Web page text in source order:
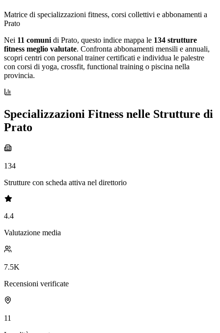
Matrice di specializzazioni fitness, corsi collettivi e abbonamenti a
Prato
Nei 11 comuni di Prato, questo indice mappa le 134 strutture
fitness meglio valutate. Confronta abbonamenti mensili e annuali,
scopri centri con personal trainer certificati e individua le palestre
con corsi di yoga, crossfit, functional training o piscina nella
provincia.
Specializzazioni Fitness nelle Strutture di
Prato
134
Strutture con scheda attiva nel direttorio
4.4
Valutazione media
7.5K
Recensioni verificate
11